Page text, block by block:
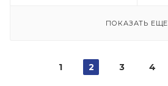
ПОКАЗАТЬ ЕЩЕ
1 2 3 4